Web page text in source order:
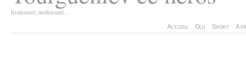
Irrationnel, molletonné…
Accueil Old Short A